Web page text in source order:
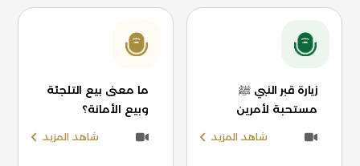
زيارة قبر النبي ﷺ
مستحبة لأمرين
شاهد المزيد
ما معنى بيع التلجئة
وبيع الأمانة؟
شاهد المزيد